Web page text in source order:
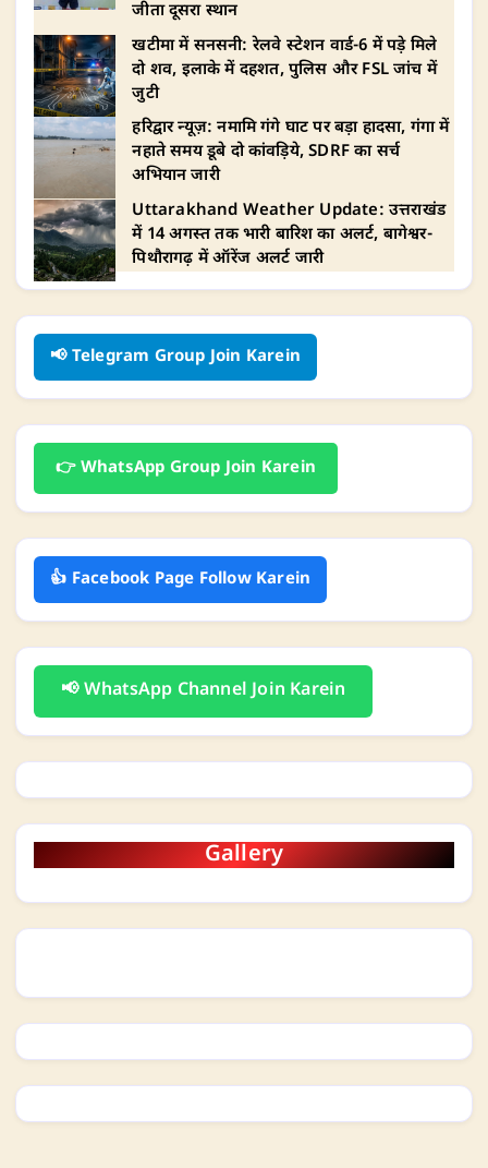
जीता दूसरा स्थान
खटीमा में सनसनी: रेलवे स्टेशन वार्ड-6 में पड़े मिले
दो शव, इलाके में दहशत, पुलिस और FSL जांच में
जुटी
हरिद्वार न्यूज़: नमामि गंगे घाट पर बड़ा हादसा, गंगा में
नहाते समय डूबे दो कांवड़िये, SDRF का सर्च
अभियान जारी
Uttarakhand Weather Update: उत्तराखंड
में 14 अगस्त तक भारी बारिश का अलर्ट, बागेश्वर-
पिथौरागढ़ में ऑरेंज अलर्ट जारी
📢 Telegram Group Join Karein
👉 WhatsApp Group Join Karein
👍 Facebook Page Follow Karein
📢 WhatsApp Channel Join Karein
Gallery